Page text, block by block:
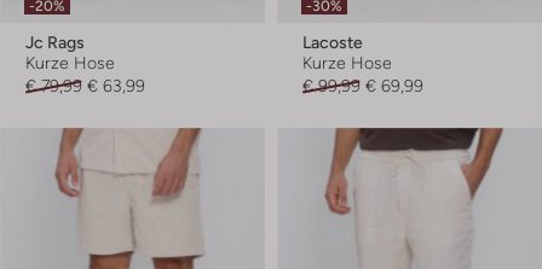
-20%
Jc Rags
Kurze Hose
€ 79,99 € 63,99
-30%
Lacoste
Kurze Hose
€ 99,99 € 69,99